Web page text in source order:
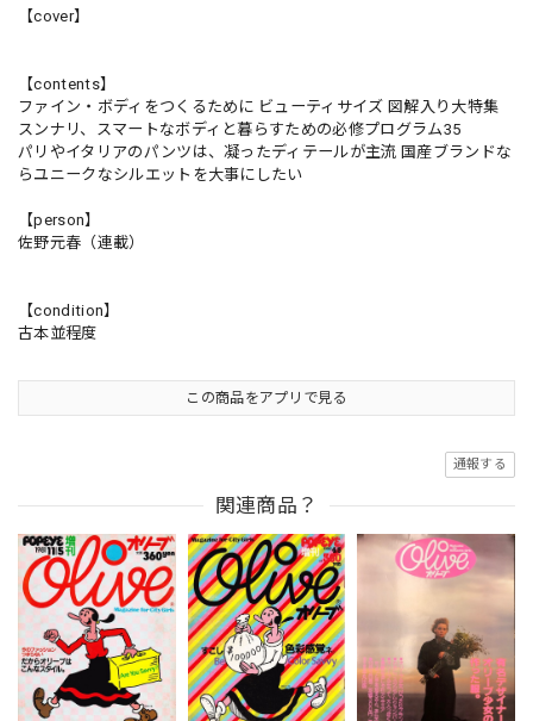
【cover】
【contents】
ファイン・ボディをつくるために ビューティサイズ 図解入り大特集
スンナリ、スマートなボディと暮らすための必修プログラム35
パリやイタリアのパンツは、凝ったディテールが主流 国産ブランドな
らユニークなシルエットを大事にしたい
【person】
佐野元春（連載）
【condition】
古本並程度
この商品をアプリで見る
通報する
関連商品？